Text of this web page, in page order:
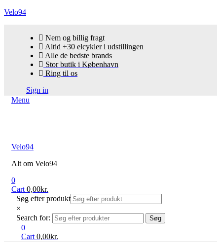
Velo94
Nem og billig fragt
Altid +30 elcykler i udstillingen
Alle de bedste brands
Stor butik i København
Ring til os
Sign in
Menu
Velo94
Alt om Velo94
0
Cart 0,00kr.
Søg efter produkt
×
Search for:
Søg
0
Cart 0,00kr.